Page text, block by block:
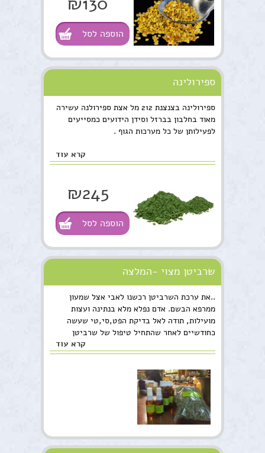
הוספה לסל
ספירולינה
ספירולינה בצנצנת 212 מל אצת ספירולנה עשירה
מאוד בחלבון בברזל וסידן הידועים כמסייעים
לפעילותן של כל מערכות הגוף .
קרא עוד
₪245
הוספה לסל
שרביטן מצוי -המלצה
..את ערכת השרביטן רכשנו לאבי אצל שמעון
ממרפא הבשם. אדם נפלא מלא בנתינה ועצות
מועילות, תודה לאל בדיקת הפט,סי,טי שעשה
כחודשיים לאחר שהתחיל טיפול של שרביטן
הראתה שיפור ניכר בגידול והצטמצמות בגודלו...
קרא עוד